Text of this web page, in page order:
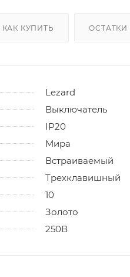
КАК КУПИТЬ ОСТАТКИ
Lezard
Выключатель
IP20
Мира
Встраиваемый
Трехклавишный
10
Золото
250В